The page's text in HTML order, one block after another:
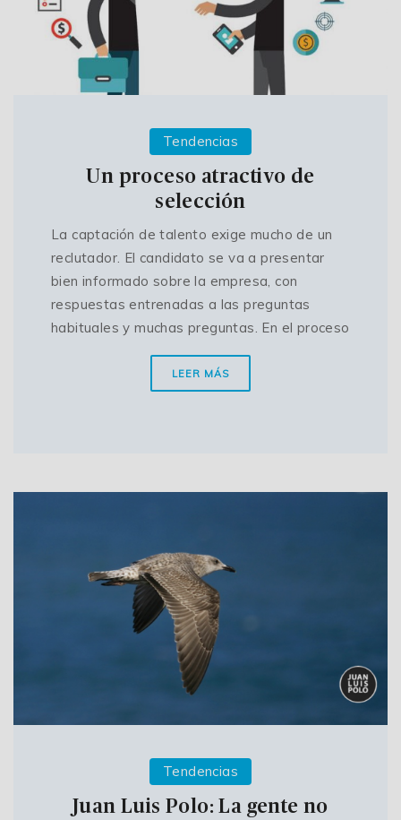
Tendencias
Un proceso atractivo de
selección
La captación de talento exige mucho de un
reclutador. El candidato se va a presentar
bien informado sobre la empresa, con
respuestas entrenadas a las preguntas
habituales y muchas preguntas. En el proceso
LEER MÁS
Tendencias
Juan Luis Polo: La gente no